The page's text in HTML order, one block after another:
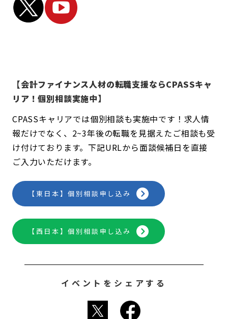
【会計ファイナンス人材の転職支援ならCPASSキャ
リア！個別相談実施中】
CPASSキャリアでは個別相談も実施中です！求人情
報だけでなく、2~3年後の転職を見据えたご相談も受
け付けております。下記URLから面談候補日を直接
ご入力いただけます。
【東日本】個別相談申し込み
【西日本】個別相談申し込み
イベントをシェアする